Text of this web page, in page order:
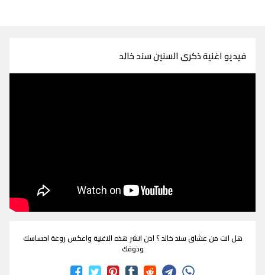
فيديو اغنية ذكرى السنين سند خالد
هل انت من عشاق سند خالد ؟ اذن انشر هذه الاغنية واعكس روعة احساسك
وذوقك